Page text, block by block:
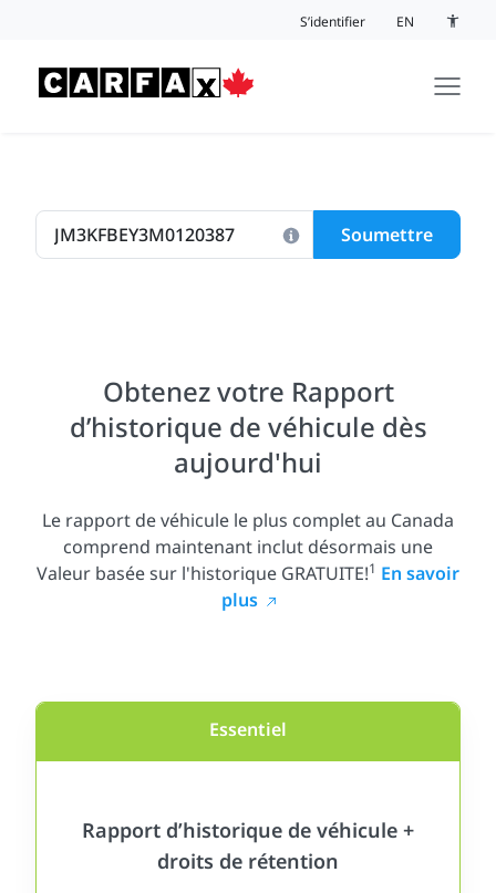
S’identifier
EN
Soumettre
Obtenez votre Rapport
d’historique de véhicule dès
aujourd'hui
Le rapport de véhicule le plus complet au Canada
comprend maintenant inclut désormais une
Valeur basée sur l'historique GRATUITE!1 En savoir
plus
Essentiel
Rapport d’historique de véhicule +
droits de rétention